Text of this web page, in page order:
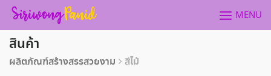
Skip
content
MENU
สินค้า
ผลิตภัณฑ์สร้างสรรสวยงาม สีไม้